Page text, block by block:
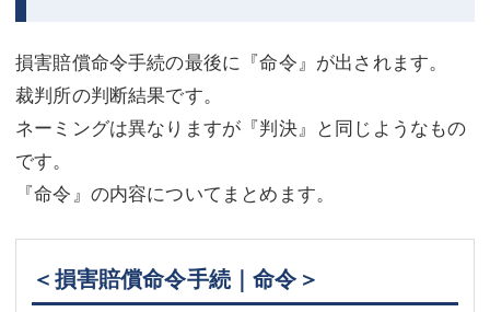
損害賠償命令手続の最後に『命令』が出されます。
裁判所の判断結果です。
ネーミングは異なりますが『判決』と同じようなもの
です。
『命令』の内容についてまとめます。
＜損害賠償命令手続｜命令＞